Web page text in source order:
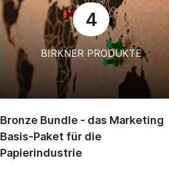
4
BIRKNER PRODUKTE
Bronze Bundle - das Marketing
Basis-Paket für die
Papierindustrie